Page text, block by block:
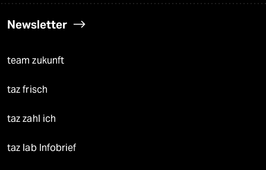
Newsletter
team zukunft
taz frisch
taz zahl ich
taz lab Infobrief